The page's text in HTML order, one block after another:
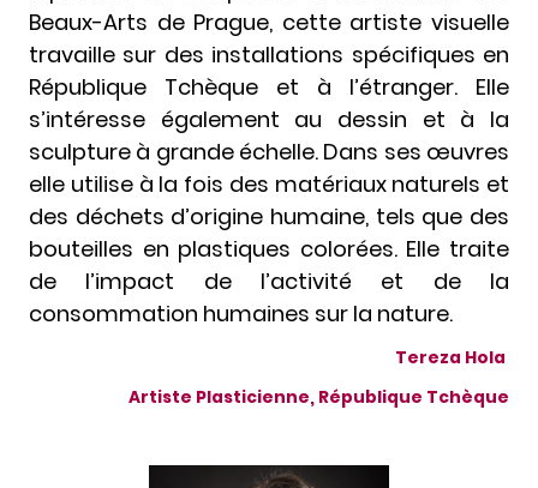
Beaux-Arts de Prague, cette artiste visuelle
travaille sur des installations spécifiques en
République Tchèque et à l’étranger. Elle
s’intéresse également au dessin et à la
sculpture à grande échelle. Dans ses œuvres
elle utilise à la fois des matériaux naturels et
des déchets d’origine humaine, tels que des
bouteilles en plastiques colorées. Elle traite
de l’impact de l’activité et de la
consommation humaines sur la nature.
Tereza Hola
Artiste Plasticienne, République Tchèque